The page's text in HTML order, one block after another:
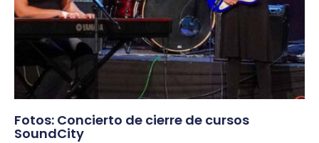
Fotos: Concierto de cierre de cursos
SoundCity